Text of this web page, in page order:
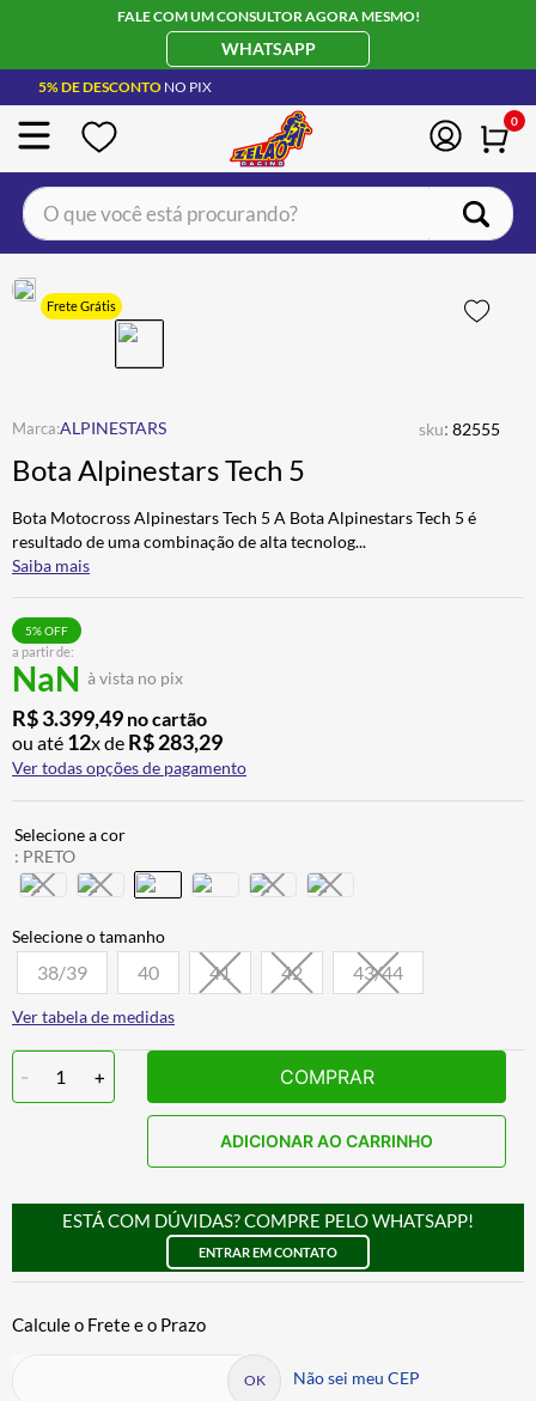
FALE COM UM CONSULTOR AGORA MESMO!
WHATSAPP
5% DE DESCONTO NO PIX
0
O que você está procurando?
Frete Grátis
ALPINESTARS sku: 82555
Bota Alpinestars Tech 5
Bota Motocross Alpinestars Tech 5 A Bota Alpinestars Tech 5 é
resultado de uma combinação de alta tecnolog...
Saiba mais
a partir de:
NaN à vista no pix
5% OFF
R$3.399,49 no cartão
ou até 12x de R$283,29
Ver todas opções de pagamento
: PRETO
38/39 40 41 42 43/44
Ver tabela de medidas
- 1 + COMPRAR
ADICIONAR AO CARRINHO
ESTÁ COM DÚVIDAS? COMPRE PELO WHATSAPP!
ENTRAR EM CONTATO
Não sei meu CEP
1º CAPACETE LS2
BOTA
4º ÓCULOS SOLAR
5º LUVA
6º ALPINESTAR
7º BAU
8º CALÇA
9º
10º BOTAS